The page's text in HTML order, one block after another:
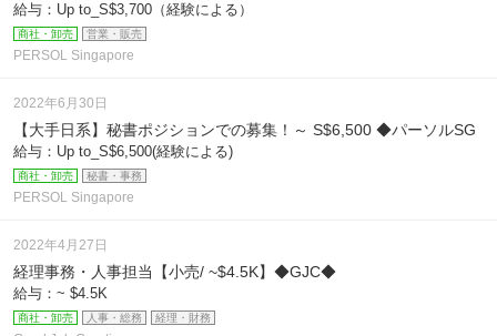
給与：Up to_S$3,700（経験による）
商社・卸売 営業・販売
PERSOL Singapore
【大手日系】秘書ポジションでの募集！～ S$6,500 ◆パーソルSG
給与：Up to_S$6,500(経験による)
商社・卸売 秘書・事務
2022年6月30日
PERSOL Singapore
経理事務・人事担当【小売/ ~$4.5K】◆GJC◆
給与：~ $4.5K
商社・卸売 人事・総務 経理・財務
2022年4月27日